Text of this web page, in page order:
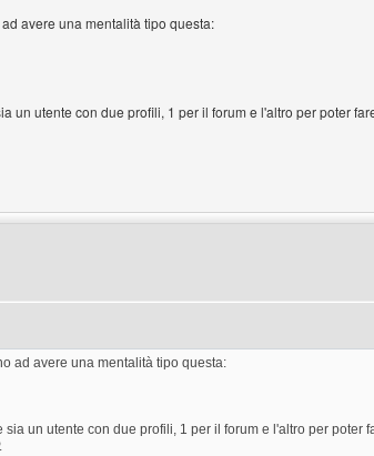
avere una mentalità tipo questa:
un utente con due profili, 1 per il forum e l'altro per poter
ad avere una mentalità tipo questa:
un utente con due profili, 1 per il forum e l'altro per poter